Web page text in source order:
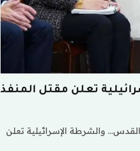
تعلن مقتل المنفذ
والشرطة الإسرائيلية تعلن